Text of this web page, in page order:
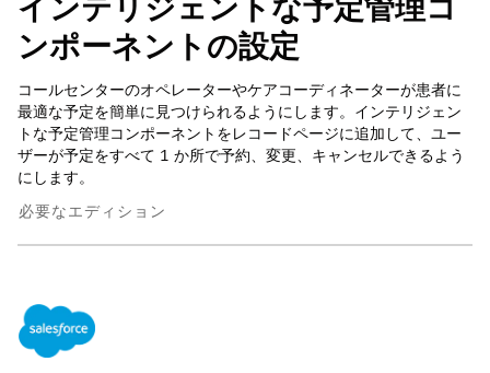
ンポーネントの設定
コールセンターのオペレーターやケアコーディネーターが患者に
最適な予定を簡単に見つけられるようにします。インテリジェン
トな予定管理コンポーネントをレコードページに追加して、ユー
ザーが予定をすべて 1 か所で予約、変更、キャンセルできるよう
にします。
必要なエディション
使用可能なエディション: Health Cloud が付属する
Edition および